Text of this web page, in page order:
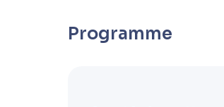
Programme